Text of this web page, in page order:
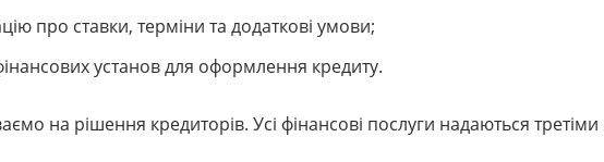
про ставки, терміни та додаткові умови;
установ для оформлення кредиту.
на рішення кредиторів. Усі фінансові послуги надаються